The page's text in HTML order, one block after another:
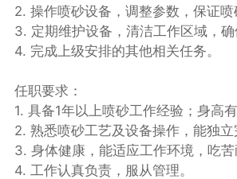
2. 操作喷砂设备，调整参数，保证喷
3. 定期维护设备，清洁工作区域，确
4. 完成上级安排的其他相关任务。
任职要求：
1. 具备1年以上喷砂工作经验；身高
2. 熟悉喷砂工艺及设备操作，能独立
3. 身体健康，能适应工作环境，吃苦
4. 工作认真负责，服从管理。